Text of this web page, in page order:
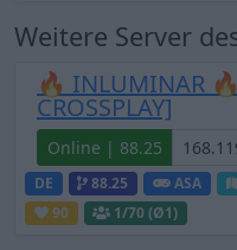
Weitere Server
🔥 INLUMINAR
CROSSPLAY]
Online | 88.25
DE 88.25 ASA
90
1/70 (Ø1)